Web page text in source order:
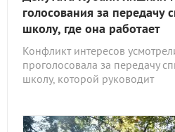
голосования за передачу
школу, где она работает
Конфликт интересов
проголосовала за передачу
школу, которой руководит